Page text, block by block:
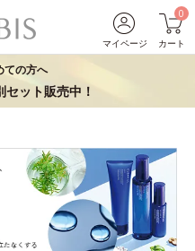
マイページ
0
カート
ての方へ
ット販売中！